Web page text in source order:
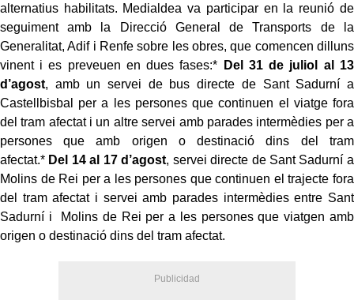
alternatius habilitats. Medialdea va participar en la reunió de
seguiment amb la Direcció General de Transports de la
Generalitat, Adif i Renfe sobre les obres, que comencen dilluns
vinent i es preveuen en dues fases:*
Del 31 de juliol al 13
d’agost, amb un servei de bus directe de Sant Sadurní a
Castellbisbal per a les persones que continuen el viatge fora
del tram afectat i un altre servei amb parades intermèdies per a
persones que amb origen o destinació dins del tram
afectat.* Del 14 al 17 d’agost, servei directe de Sant Sadurní a
Molins de Rei per a les persones que continuen el trajecte fora
del tram afectat i servei amb parades intermèdies entre Sant
Sadurní i Molins de Rei per a les persones que viatgen amb
origen o destinació dins del tram afectat.